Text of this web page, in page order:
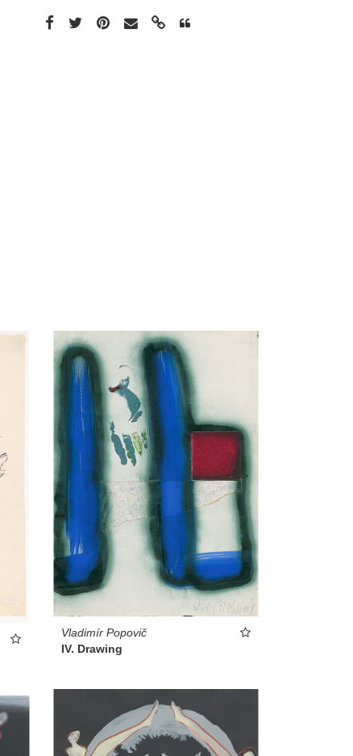
Vladimír Popovič
IV. Drawing